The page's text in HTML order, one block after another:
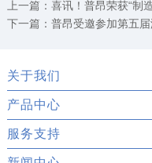
上一篇： 喜讯！普昂荣获“制造
下一篇： 普昂受邀参加第五届浙
关于我们
产品中心
服务支持